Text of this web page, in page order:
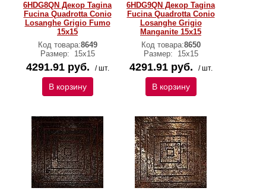
6HDG8QN Декор Tagina
Fucina Quadrotta Conio
Losanghe Grigio Fumo
15x15
Код товара:8649
Размер:
15x15
4291.91 руб. / шт.
В корзину
6HDG9QN Декор Tagina
Fucina Quadrotta Conio
Losanghe Grigio
Manganite 15x15
Код товара:8650
Размер:
15x15
4291.91 руб. / шт.
В корзину